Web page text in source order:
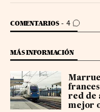
COMENTARIOS 4
IR A LOS
MÁS INFORMACIÓN
red de
mejor